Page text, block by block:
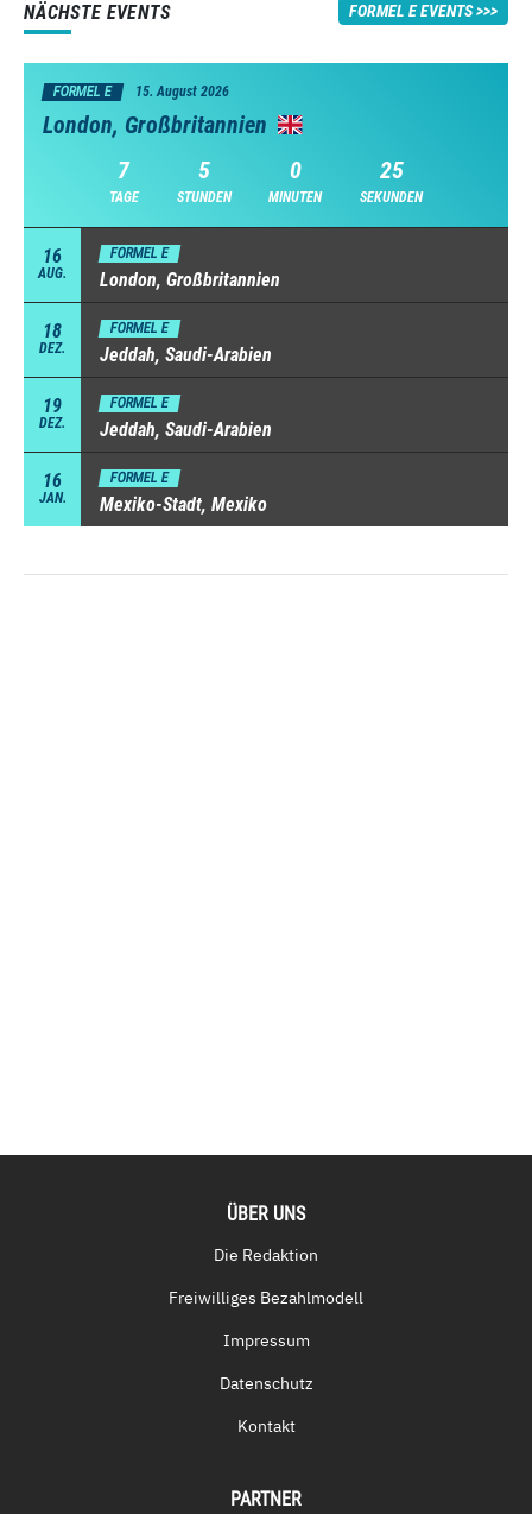
NÄCHSTE EVENTS FORMEL E EVENTS
FORMEL E 15. August 2026
London, Großbritannien
7
TAGE
5
STUNDEN
0
MINUTEN
24
SEKUNDEN
16
AUG.
FORMEL E
London, Großbritannien
18
DEZ.
FORMEL E
Jeddah, Saudi-Arabien
19
DEZ.
FORMEL E
Jeddah, Saudi-Arabien
16
JAN.
FORMEL E
Mexiko-Stadt, Mexiko
ÜBER UNS
Die Redaktion
Freiwilliges Bezahlmodell
Impressum
Datenschutz
Kontakt
PARTNER